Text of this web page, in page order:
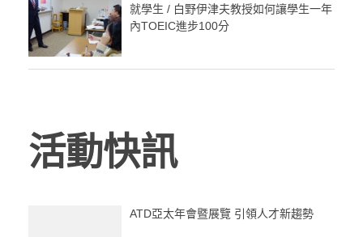
就學生 / 白野伊津夫教授如何讓學生一年
內TOEIC進步100分
活動快訊
ATD亞太年會暨展覽 引領人才新趨勢